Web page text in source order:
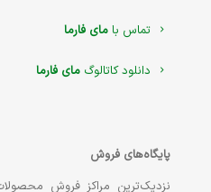
تماس با مای فارما
دانلود کاتالوگ مای فارما
پایگاه‌های فروش
نزدیک‌ترین مراکز فروش